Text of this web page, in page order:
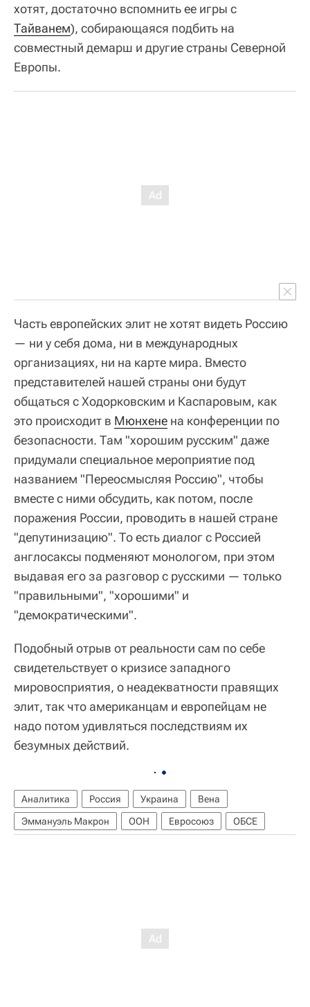
хотят, достаточно вспомнить ее игры с
Тайванем), собирающаяся подбить на
совместный демарш и другие страны Северной
Европы.
Часть европейских элит не хотят видеть Россию
— ни у себя дома, ни в международных
организациях, ни на карте мира. Вместо
представителей нашей страны они будут
общаться с Ходорковским и Каспаровым, как
это происходит в Мюнхене на конференции по
безопасности. Там "хорошим русским" даже
придумали специальное мероприятие под
названием "Переосмысляя Россию", чтобы
вместе с ними обсудить, как потом, после
поражения России, проводить в нашей стране
"депутинизацию". То есть диалог с Россией
англосаксы подменяют монологом, при этом
выдавая его за разговор с русскими — только
"правильными", "хорошими" и
"демократическими".
Подобный отрыв от реальности сам по себе
свидетельствует о кризисе западного
мировосприятия, о неадекватности правящих
элит, так что американцам и европейцам не
надо потом удивляться последствиям их
безумных действий.
Аналитика Россия Украина
Вена
Эммануэль Макрон
ООН Евросоюз ОБСЕ